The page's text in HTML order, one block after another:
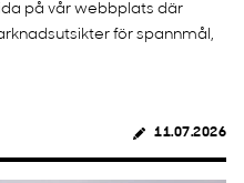
på vår webbplats där
för spannmål,
11.07.2026